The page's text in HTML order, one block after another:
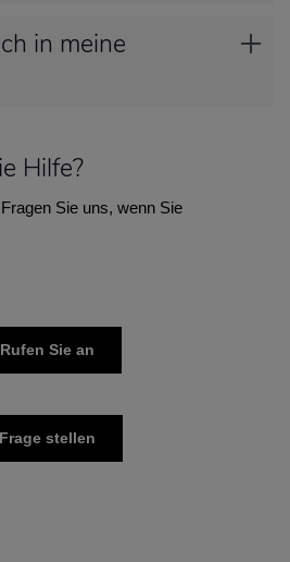
in meine
Hilfe?
Sie uns, wenn Sie
Rufen Sie an
Frage stellen